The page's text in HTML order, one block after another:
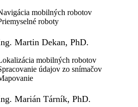
mobilných robotov
roboty
Martin Dekan, PhD.
mobilných robotov
údajov zo snímačov
Marián Tárník, PhD.